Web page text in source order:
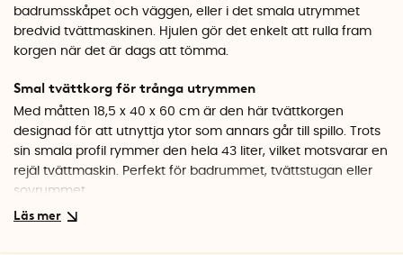
badrumsskåpet och väggen, eller i det smala utrymmet
bredvid tvättmaskinen. Hjulen gör det enkelt att rulla fram
korgen när det är dags att tömma.
Smal tvättkorg för trånga utrymmen
Med måtten 18,5 x 40 x 60 cm är den här tvättkorgen
designad för att utnyttja ytor som annars går till spillo. Trots
sin smala profil rymmer den hela 43 liter, vilket motsvarar en
rejäl tvättmaskin. Perfekt för badrummet, tvättstugan eller
sovrummet.